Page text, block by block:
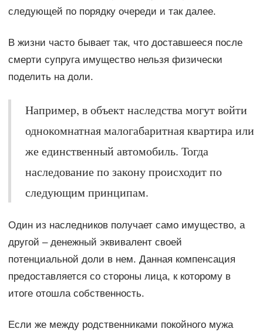
следующей по порядку очереди и так далее.
В жизни часто бывает так, что доставшееся после
смерти супруга имущество нельзя физически
поделить на доли.
Например, в объект наследства могут войти
однокомнатная малогабаритная квартира или
же единственный автомобиль. Тогда
наследование по закону происходит по
следующим принципам.
Один из наследников получает само имущество, а
другой – денежный эквивалент своей
потенциальной доли в нем. Данная компенсация
предоставляется со стороны лица, к которому в
итоге отошла собственность.
Если же между родственниками покойного мужа